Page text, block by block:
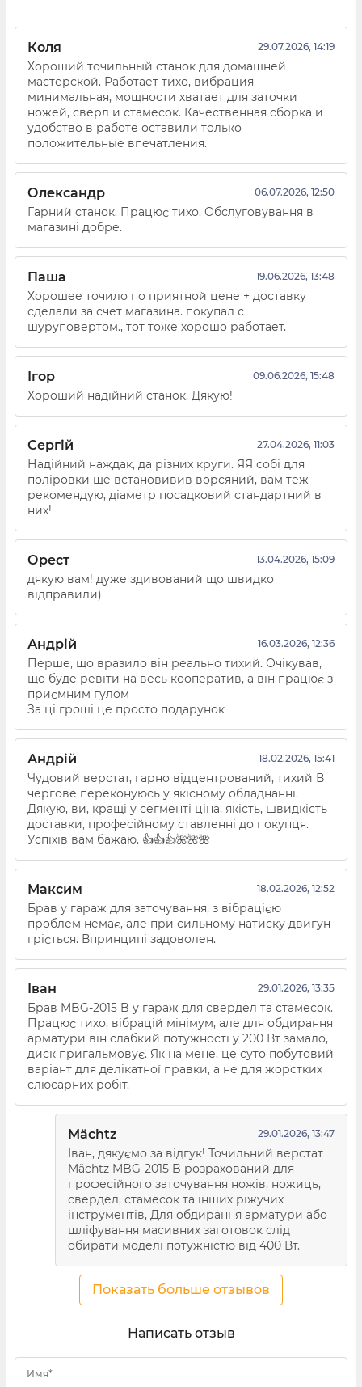
Коля 29.07.2026, 14:19
Хороший точильный станок для домашней
мастерской. Работает тихо, вибрация
минимальная, мощности хватает для заточки
ножей, сверл и стамесок. Качественная сборка и
удобство в работе оставили только
положительные впечатления.
Олександр 06.07.2026, 12:50
Гарний станок. Працює тихо. Обслуговування в
магазині добре.
Паша 19.06.2026, 13:48
Хорошее точило по приятной цене + доставку
сделали за счет магазина. покупал с
шуруповертом., тот тоже хорошо работает.
Ігор 09.06.2026, 15:48
Хороший надійний станок. Дякую!
Сергій 27.04.2026, 11:03
Надійний наждак, да різних круги. ЯЯ собі для
поліровки ще встановивив ворсяний, вам теж
рекомендую, діаметр посадковий стандартний в
них!
Орест 13.04.2026, 15:09
дякую вам! дуже здивований що швидко
відправили)
Андрій 16.03.2026, 12:36
Перше, що вразило він реально тихий. Очікував,
що буде ревіти на весь кооператив, а він працює з
приємним гулом
За ці гроші це просто подарунок
Андрій 18.02.2026, 15:41
Чудовий верстат, гарно відцентрований, тихий В
чергове переконуюсь у якісному обладнанні.
Дякую, ви, кращі у сегменті ціна, якість, швидкість
доставки, професійному ставленні до покупця.
Успіхів вам бажаю. 👍👍👍🌺🌺🌺
Максим 18.02.2026, 12:52
Брав у гараж для заточування, з вібрацією
проблем немає, але при сильному натиску двигун
гріється. Впринципі задоволен.
Іван 29.01.2026, 13:35
Брав MBG-2015 B у гараж для свердел та стамесок.
Працює тихо, вібрацій мінімум, але для обдирання
арматури він слабкий потужності у 200 Вт замало,
диск пригальмовує. Як на мене, це суто побутовий
варіант для делікатної правки, а не для жорстких
слюсарних робіт.
Mächtz 29.01.2026, 13:47
Іван, дякуємо за відгук! Точильний верстат
Mächtz MBG-2015 B розрахований для
професійного заточування ножів, ножиць,
свердел, стамесок та інших ріжучих
інструментів, Для обдирання арматури або
шліфування масивних заготовок слід
обирати моделі потужністю від 400 Вт.
Показать больше отзывов
Написать отзыв
Имя*